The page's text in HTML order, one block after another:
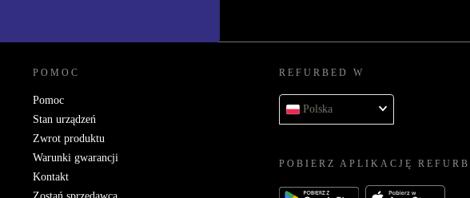
POMOC
Pomoc
Stan urządzeń
Zwrot produktu
Warunki gwarancji
Kontakt
REFURBED W
Polska
POBIERZ APLIKACJĘ